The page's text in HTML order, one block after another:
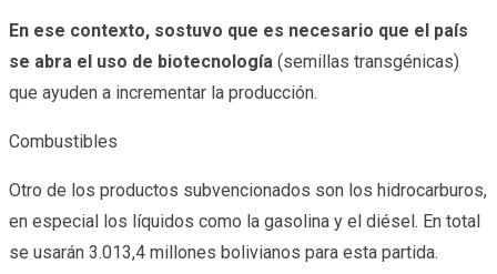
En ese contexto, sostuvo que es necesario que el país
se abra el uso de biotecnología (semillas transgénicas)
que ayuden a incrementar la producción.
​Combustibles
Otro de los productos subvencionados son los hidrocarburos,
en especial los líquidos como la gasolina y el diésel. En total
se usarán 3.013,4 millones bolivianos para esta partida.